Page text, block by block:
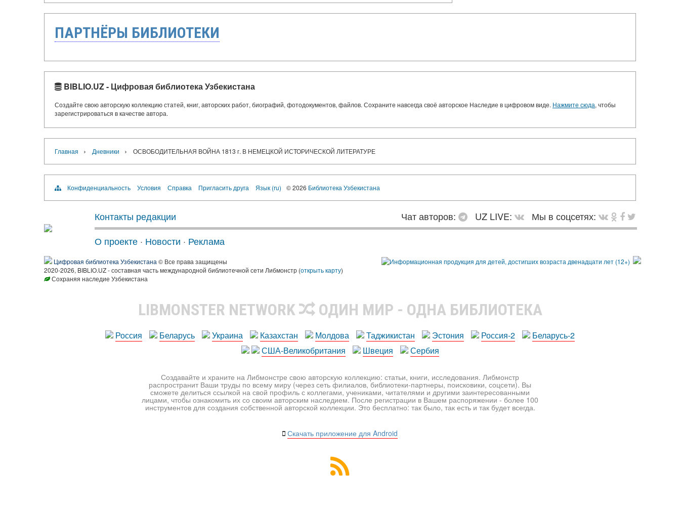
ПАРТНЁРЫ БИБЛИОТЕКИ
BIBLIO.UZ - Цифровая библиотека Узбекистана
Создайте свою авторскую коллекцию статей, книг, авторских работ, биографий, фотодокументов, файлов. Сохраните навсегда своё авторское Наследие в цифровом виде. Нажмите сюда, чтобы
зарегистрироваться в качестве автора.
Главная › Дневники › ОСВОБОДИТЕЛЬНАЯ ВОЙНА 1813 г. В НЕМЕЦКОЙ ИСТОРИЧЕСКОЙ ЛИТЕРАТУРЕ
Конфиденциальность Условия Справка Пригласить друга Язык (ru) © 2026 Библиотека Узбекистана
Контакты редакции Чат авторов: UZ LIVE:
Мы в соцсетях:
О проекте · Новости · Реклама
Цифровая библиотека Узбекистана © Все права защищены
2020-2026, BIBLIO.UZ - составная часть международной библиотечной сети Либмонстр (открыть карту)
Сохраняя наследие Узбекистана
LIBMONSTER NETWORK ОДИН МИР - ОДНА БИБЛИОТЕКА
Россия Беларусь Украина Казахстан Молдова Таджикистан Эстония Россия-2
Беларусь-2
США-Великобритания
Швеция Сербия
Создавайте и храните на Либмонстре свою авторскую коллекцию: статьи, книги, исследования. Либмонстр
распространит Ваши труды по всему миру (через сеть филиалов, библиотеки-партнеры, поисковики, соцсети). Вы
сможете делиться ссылкой на свой профиль с коллегами, учениками, читателями и другими заинтересованными
лицами, чтобы ознакомить их со своим авторским наследием. После регистрации в Вашем распоряжении - более 100
инструментов для создания собственной авторской коллекции. Это бесплатно: так было, так есть и так будет всегда.
Скачать приложение для Android